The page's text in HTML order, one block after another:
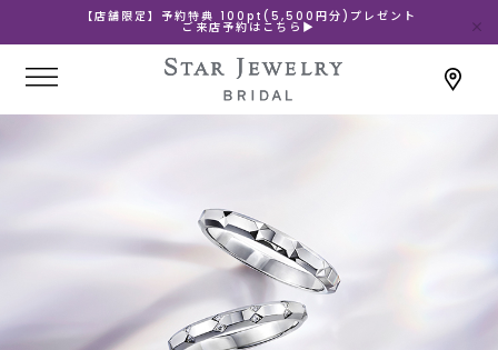
【店舗限定】予約特典 100pt(5,500円分)プレゼント
ご来店予約はこちら▶